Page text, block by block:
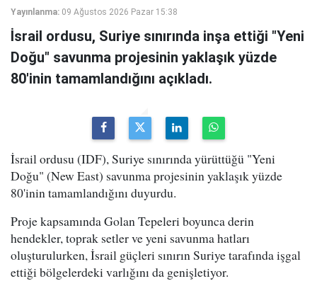
Yayınlanma: 09 Ağustos 2026 Pazar 15:38
İsrail ordusu, Suriye sınırında inşa ettiği "Yeni
Doğu" savunma projesinin yaklaşık yüzde
80'inin tamamlandığını açıkladı.
İsrail ordusu (IDF), Suriye sınırında yürüttüğü "Yeni
Doğu" (New East) savunma projesinin yaklaşık yüzde
80'inin tamamlandığını duyurdu.
Proje kapsamında Golan Tepeleri boyunca derin
hendekler, toprak setler ve yeni savunma hatları
oluşturulurken, İsrail güçleri sınırın Suriye tarafında işgal
ettiği bölgelerdeki varlığını da genişletiyor.